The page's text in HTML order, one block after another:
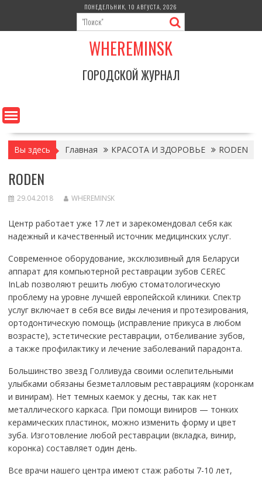
содержимому
ПОНЕДЕЛЬНИК, 10 АВГУСТА, 2026
WHEREMINSK
ГОРОДСКОЙ ЖУРНАЛ
Вы здесь Главная КРАСОТА И ЗДОРОВЬЕ RODEN
RODEN
29.04.2018 WHEREMINSK
Центр работает уже 17 лет и зарекомендовал себя как
надежный и качественный источник медицинских услуг.
Современное оборудование, эксклюзивный для Беларуси
аппарат для компьютерной реставрации зубов CEREC
InLab позволяют решить любую стоматологическую
проблему на уровне лучшей европейской клиники. Спектр
услуг включает в себя все виды лечения и протезирования,
ортодонтическую помощь (исправление прикуса в любом
возрасте), эстетические реставрации, отбеливание зубов,
а также профилактику и лечение заболеваний парадонта.
Большинство звезд Голливуда своими ослепительными
улыбками обязаны безметалловым реставрациям (коронкам
и винирам). Нет темных каемок у десны, так как нет
металлического каркаса. При помощи виниров — тонких
керамических пластинок, можно изменить форму и цвет
зуба. Изготовление любой реставрации (вкладка, винир,
коронка) составляет один день.
Все врачи нашего центра имеют стаж работы 7-10 лет,